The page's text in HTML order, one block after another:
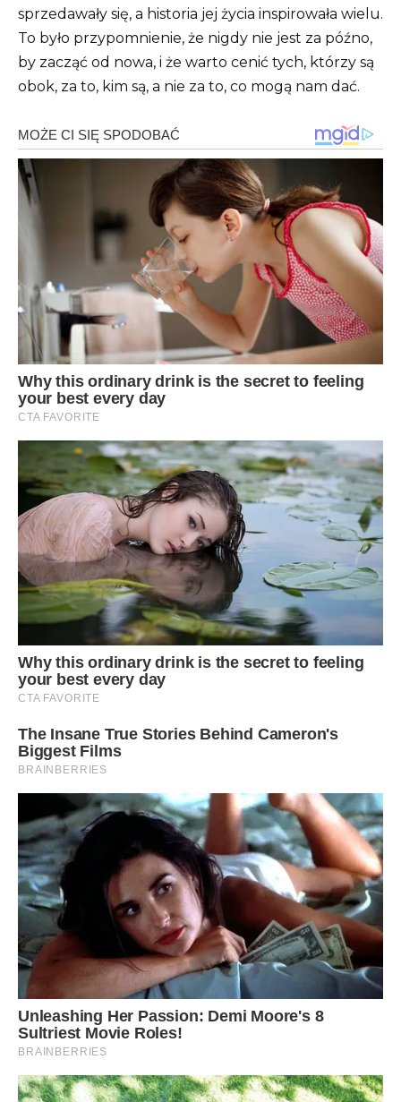
sprzedawały się, a historia jej życia inspirowała wielu.
To było przypomnienie, że nigdy nie jest za późno,
by zacząć od nowa, i że warto cenić tych, którzy są
obok, za to, kim są, a nie za to, co mogą nam dać.